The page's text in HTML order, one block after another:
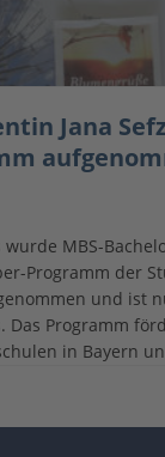
Jana
MBS-
Programm der
und ist
Das Programm
in Bayern